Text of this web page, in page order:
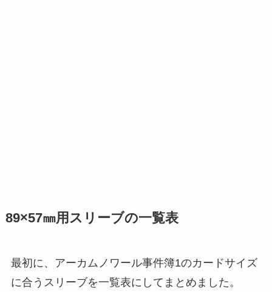
89×57㎜用スリーブの一覧表
最初に、アーカムノワール事件簿1のカードサイズ
に合うスリーブを一覧表にしてまとめました。